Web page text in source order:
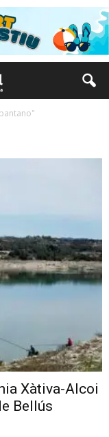
Xàtiva-Alcoi
Bellús